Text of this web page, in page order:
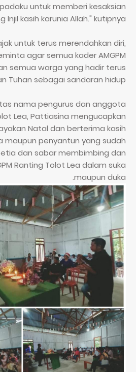
untuk memberi kesaksian
Injil kasih karunia Allah." kutipnya.
untuk terus merendahkan diri,
agar semua kader AMGPM
semua warga yang hadir terus
Tuhan sebagai sandaran hidup.
nama pengurus dan anggota
Lea, Pattiasina mengucapkan
Natal dan berterima kasih
maupun penyantun yang sudah
dan sabar membimbing dan
Ranting Tolot Lea dalam suka
maupun duka.